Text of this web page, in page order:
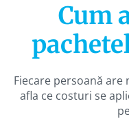
Cum
Fiecare persoană
afla ce costuri se